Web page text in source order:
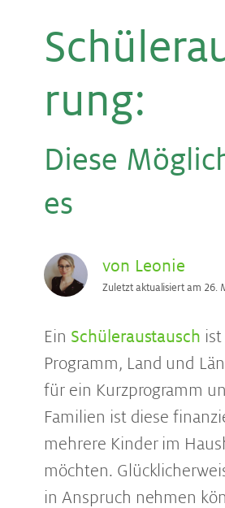
rung:
Die­se
es
von Leonie
Zuletzt aktualisiert am 26.
Ein Schüleraustausch
Programm, Land und
für ein Kurzprogramm
Familien ist diese
mehrere Kinder im
möchten.
in Anspruch nehmen